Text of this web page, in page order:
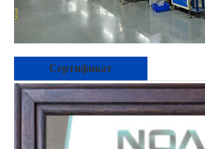
Сертификат